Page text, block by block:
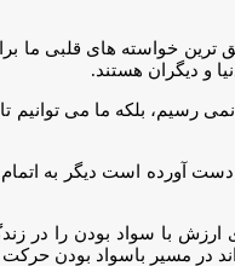
ترین خواسته های قلبی ما
و دیگران هستند.
رسیم، بلکه ما می توانیم
دست آورده است دیگر به
با سواد بودن را در
در مسیر باسواد بودن حرکت